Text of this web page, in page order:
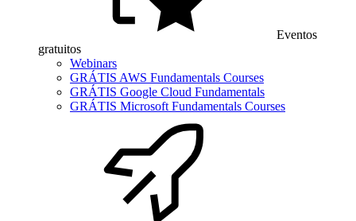
Eventos
gratuitos
Webinars
GRÁTIS AWS Fundamentals Courses
GRÁTIS Google Cloud Fundamentals
GRÁTIS Microsoft Fundamentals Courses